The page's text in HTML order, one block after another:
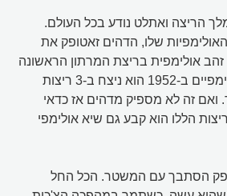
היה מלך הריצה ואתלט נודע בכל העולם.
שלו, הדהים זאטופק את
אולימפית בריצת המרתון הראשונה
בחייו. במשחקים האולימפיים ב-1952 הוא ניצח ב-3 ריצות
ואם זה לא מספיק מדהים אז כדאי
הללו הוא קבע גם שיא אולימפי
הסתבך עם המשטר. הכל החל